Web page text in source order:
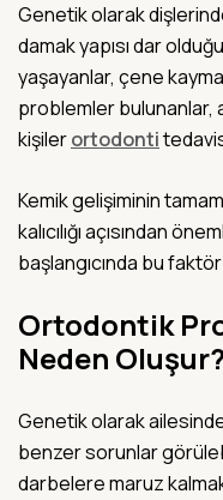
Genetik olarak
damak yapısı dar
yaşayanlar, çene
problemler bulunanlar,
kişilerortodonti
Kemik gelişiminin
kalıcılığı açısından
başlangıcında bu
Ortodontik
Neden Oluşur?
Genetik olarak
benzer sorunlar
darbelere maruz